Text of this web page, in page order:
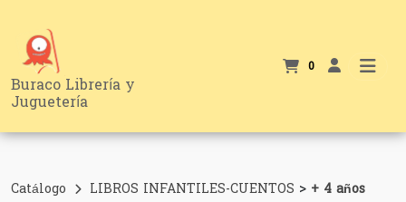
Buraco Librería y
Juguetería
0
Catálogo LIBROS INFANTILES-CUENTOS > + 4 años